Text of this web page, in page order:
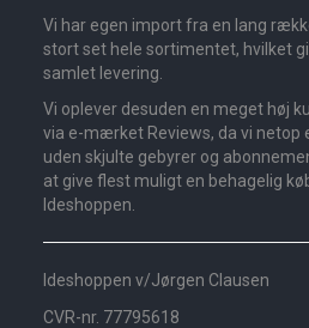
Vi har egen import fra en lang
stort set hele sortimentet, hvilket
samlet levering.
Vi oplever desuden en meget høj
via e-mærket Reviews, da vi
uden skjulte gebyrer og
at give flest muligt en behagelig
Ideshoppen.
Ideshoppen v/Jørgen Clausen
CVR-nr. 77795618